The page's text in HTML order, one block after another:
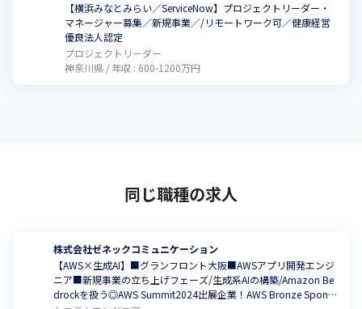
【横浜みなとみらい／ServiceNow】プロジェクトリーダー・
マネージャー募集／新規事業／/リモートワーク可／健康経営
優良法人認定
プロジェクトリーダー
神奈川県
年収 : 600-1200万円
同じ職種の求人
株式会社ゼネックコミュニケーション
【AWS×生成AI】■グランフロント大阪■AWSアプリ開発エンジ
ニア■新規事業の立ち上げフェーズ/生成系AIの構築/Amazon Be
drockを扱う◎AWS Summit2024出展企業！AWS Bronze Sponso